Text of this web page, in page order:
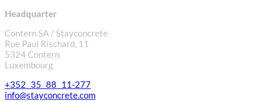
Headquarter
Contern SA / Stayconcrete
Rue Paul Rischard, 11
5324 Contern
Luxembourg
+352 35 88 11-277
info@stayconcrete.com